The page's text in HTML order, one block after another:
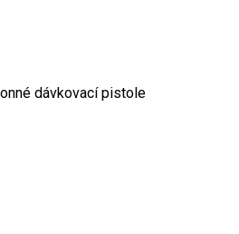
dávkovací pistole